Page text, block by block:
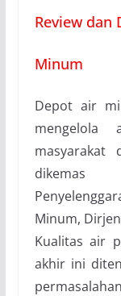
Review dan
Minum
Depot air
mengelola
dikemas
Minum, Dirjen
Kualitas air
akhir ini